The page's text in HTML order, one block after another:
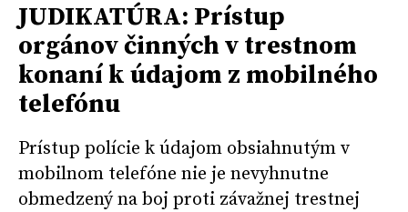
JUDIKATÚRA: Prístup
orgánov činných v trestnom
konaní k údajom z mobilného
telefónu
Prístup polície k údajom obsiahnutým v
mobilnom telefóne nie je nevyhnutne
obmedzený na boj proti závažnej trestnej